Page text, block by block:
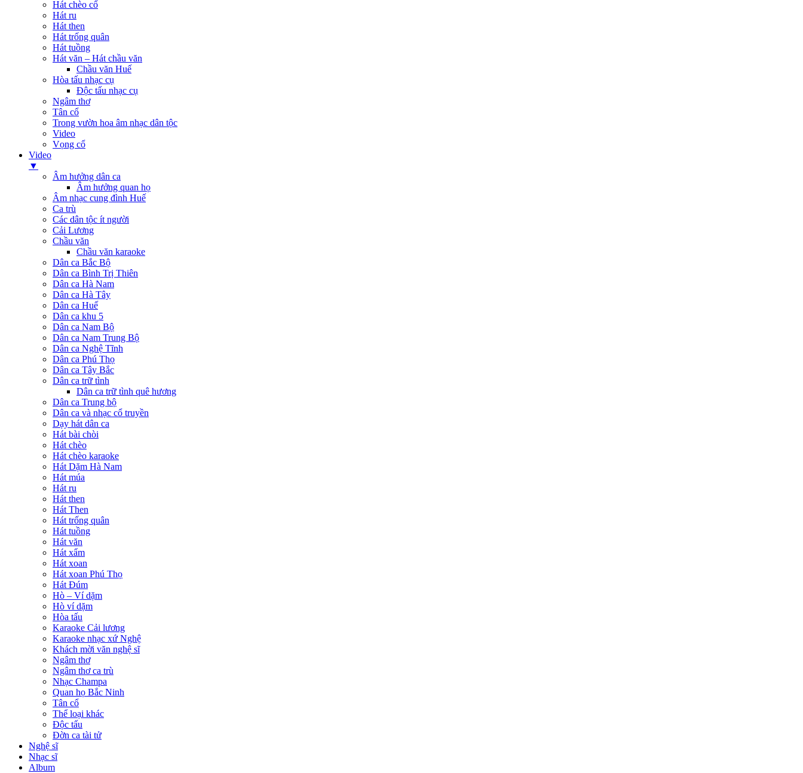
Hát chèo cổ
Hát ru
Hát then
Hát trống quân
Hát tuồng
Hát văn – Hát chầu văn
Chầu văn Huế
Hòa tấu nhạc cụ
Độc tấu nhạc cụ
Ngâm thơ
Tân cổ
Trong vườn hoa âm nhạc dân tộc
Video
Vọng cổ
Video
▼
Âm hưởng dân ca
Âm hưởng quan họ
Âm nhạc cung đình Huế
Ca trù
Các dân tộc ít người
Cải Lương
Chầu văn
Chầu văn karaoke
Dân ca Bắc Bộ
Dân ca Bình Trị Thiên
Dân ca Hà Nam
Dân ca Hà Tây
Dân ca Huế
Dân ca khu 5
Dân ca Nam Bộ
Dân ca Nam Trung Bộ
Dân ca Nghệ Tĩnh
Dân ca Phú Thọ
Dân ca Tây Bắc
Dân ca trữ tình
Dân ca trữ tình quê hương
Dân ca Trung bộ
Dân ca và nhạc cổ truyền
Dạy hát dân ca
Hát bài chòi
Hát chèo
Hát chèo karaoke
Hát Dặm Hà Nam
Hát múa
Hát ru
Hát then
Hát Then
Hát trống quân
Hát tuồng
Hát văn
Hát xẩm
Hát xoan
Hát xoan Phú Thọ
Hát Đúm
Hò – Ví dặm
Hò ví dặm
Hòa tấu
Karaoke Cải lương
Karaoke nhạc xứ Nghệ
Khách mời văn nghệ sĩ
Ngâm thơ
Ngâm thơ ca trù
Nhạc Champa
Quan họ Bắc Ninh
Tân cổ
Thể loại khác
Độc tấu
Đờn ca tài tử
Nghệ sĩ
Nhạc sĩ
Album